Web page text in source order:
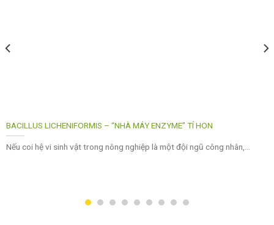
BACILLUS LICHENIFORMIS – “NHÀ MÁY ENZYME” TÍ HON
Nếu coi hệ vi sinh vật trong nông nghiệp là một đội ngũ công nhân,...